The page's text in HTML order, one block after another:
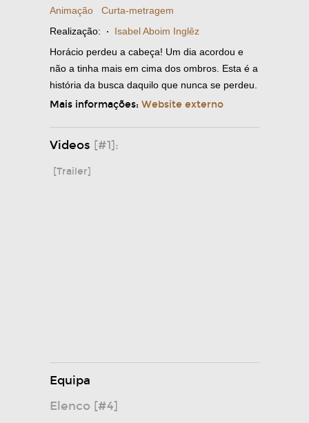
Animação
Curta-metragem
Realização: · Isabel Aboim Inglêz
Horácio perdeu a cabeça! Um dia acordou e
não a tinha mais em cima dos ombros. Esta é a
história da busca daquilo que nunca se perdeu.
Mais informações: Website externo
Videos [#1]:
[Trailer]
Equipa
Elenco [#4]